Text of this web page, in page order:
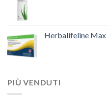
Herbalifeline Max
PIÙ VENDUTI